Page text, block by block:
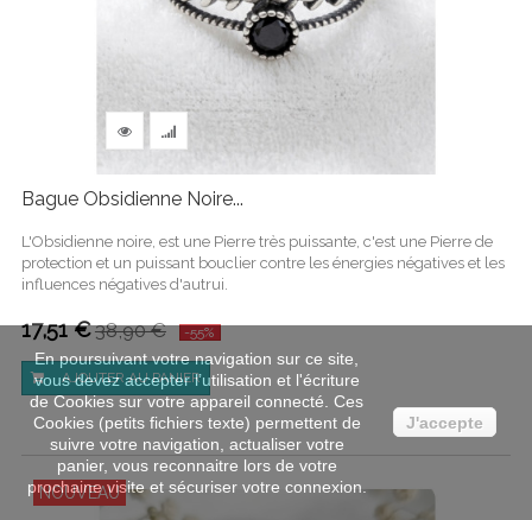
Bague Obsidienne Noire...
L'Obsidienne noire, est une Pierre très puissante, c'est une Pierre de
protection et un puissant bouclier contre les énergies négatives et les
influences négatives d'autrui.
17,51 €38,90 € -55%
AJOUTER AU PANIER
NOUVEAU
En poursuivant votre navigation sur ce site,
vous devez accepter l’utilisation et l'écriture
de Cookies sur votre appareil connecté. Ces
Cookies (petits fichiers texte) permettent de
suivre votre navigation, actualiser votre
panier, vous reconnaitre lors de votre
prochaine visite et sécuriser votre connexion.
J'accepte